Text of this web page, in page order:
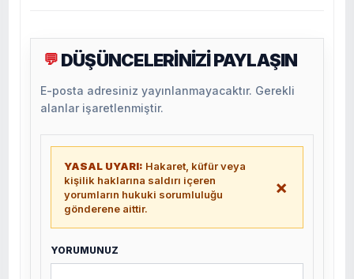
💬 DÜŞÜNCELERİNİZİ PAYLAŞIN
E-posta adresiniz yayınlanmayacaktır. Gerekli
alanlar işaretlenmiştir.
YASAL UYARI: Hakaret, küfür veya
kişilik haklarına saldırı içeren
yorumların hukuki sorumluluğu
gönderene aittir.
×
YORUMUNUZ